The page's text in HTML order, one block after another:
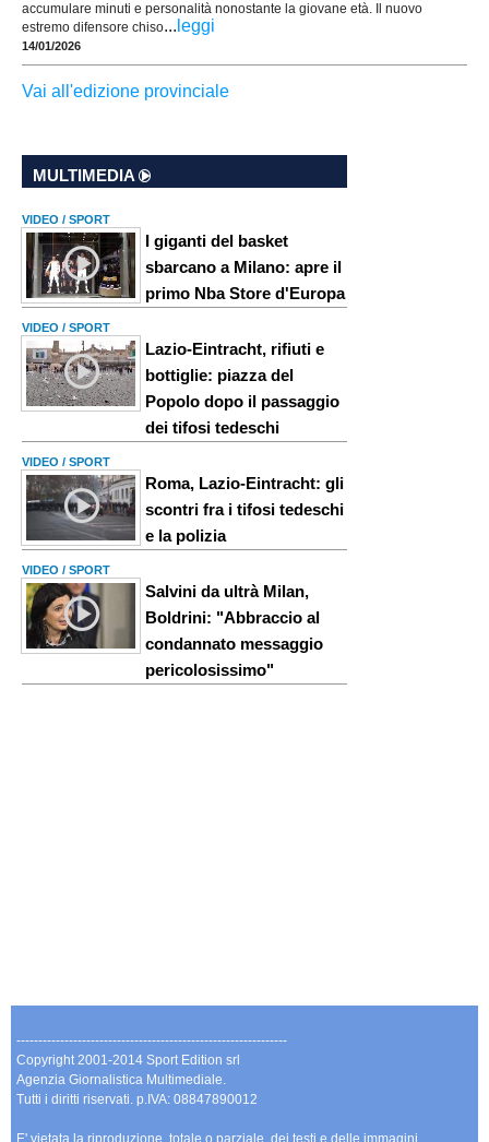
accumulare minuti e personalità nonostante la giovane età. Il nuovo
estremo difensore chiso... leggi
14/01/2026
Vai all'edizione provinciale
MULTIMEDIA
VIDEO / SPORT
I giganti del basket
sbarcano a Milano: apre il
primo Nba Store d'Europa
VIDEO / SPORT
Lazio-Eintracht, rifiuti e
bottiglie: piazza del
Popolo dopo il passaggio
dei tifosi tedeschi
VIDEO / SPORT
Roma, Lazio-Eintracht: gli
scontri fra i tifosi tedeschi
e la polizia
VIDEO / SPORT
Salvini da ultrà Milan,
Boldrini: "Abbraccio al
condannato messaggio
pericolosissimo"
--------------------------------------------------------------
Copyright 2001-2014 Sport Edition srl
Agenzia Giornalistica Multimediale.
Tutti i diritti riservati. p.IVA: 08847890012
E' vietata la riproduzione, totale o parziale, dei testi e delle immagini